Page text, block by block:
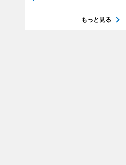
もっと見る